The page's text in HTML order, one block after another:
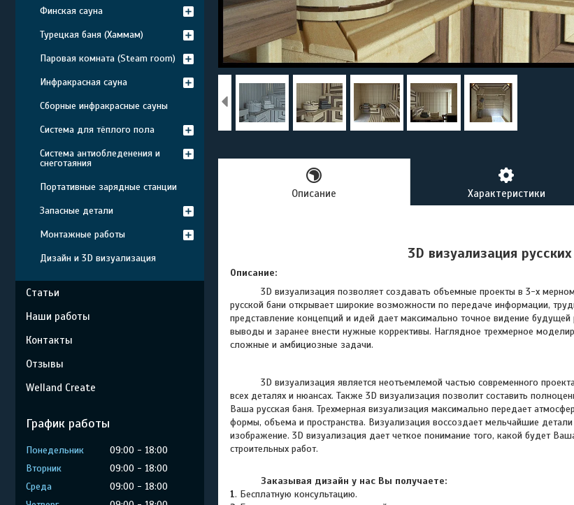
Описание Характеристики
3D визуализация
Описание:
3D визуализация позволяет создавать объемные проекты в 3-х
русской бани открывает широкие возможности по передаче информации,
представление концепций и идей дает максимально точное видение будущей
выводы и заранее внести нужные коррективы. Наглядное трехмерное
сложные и амбициозные задачи.
3D визуализация является неотъемлемой частью современного проекта
всех деталях и нюансах. Также 3D визуализация позволит составить
Ваша русская баня. Трехмерная визуализация максимально передает
формы, объема и пространства. Визуализация воссоздает мельчайшие
изображение. 3D визуализация дает четкое понимание того, какой будет
строительных работ.
Заказывая дизайн у нас Вы получаете:
1. Бесплатную консультацию.
Финская сауна
Турецкая баня (Хаммам)
Паровая комната (Steam room)
Инфракрасная сауна
Сборные инфракрасные сауны
Система для тёплого пола
Система антиобледенения и
снеготаяния
Портативные зарядные станции
Запасные детали
Монтажные работы
Дизайн и 3D визуализация
Статьи
Наши работы
Контакты
Отзывы
Welland Create
График работы
Понедельник 09:00
18:00
Вторник
09:00
18:00
Среда
09:00
18:00